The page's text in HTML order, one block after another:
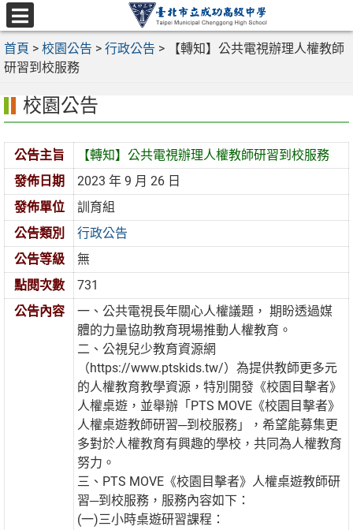
跳
至
主
要
區
選
單
首頁 > 校園公告 > 行政公告 >
【轉知】公共電視辦理人權教師
研習到校服務
校園公告
公告主旨
【轉知】公共電視辦理人權教師研習到校服務
發佈日期
2023 年 9 月 26 日
發佈單位
訓育組
公告類別
行政公告
公告等級
無
點閱次數
731
公告內容
一、公共電視長年關心人權議題， 期盼透過媒
體的力量協助教育現場推動人權教育。
二、公視兒少教育資源網
（https://www.ptskids.tw/）為提供教師更多元
的人權教育教學資源，特別開發《校園目擊者》
人權桌遊，並舉辦「PTS MOVE《校園目擊者》
人權桌遊教師研習─到校服務」，希望能募集更
多對於人權教育有興趣的學校，共同為人權教育
努力。
三、PTS MOVE《校園目擊者》人權桌遊教師研
習─到校服務，服務內容如下：
(一)三小時桌遊研習課程：